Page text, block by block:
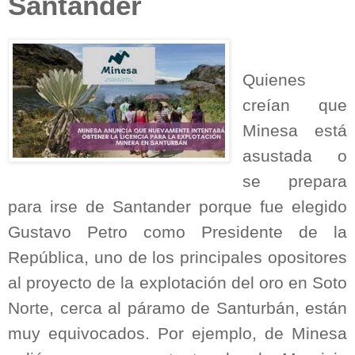
Quienes
creían que
Minesa está
asustada o
se prepara
para irse de Santander porque fue elegido
Gustavo Petro como Presidente de la
República, uno de los principales opositores
al proyecto de la explotación del oro en Soto
Norte, cerca al páramo de Santurbán, están
muy equivocados. Por ejemplo, de Minesa